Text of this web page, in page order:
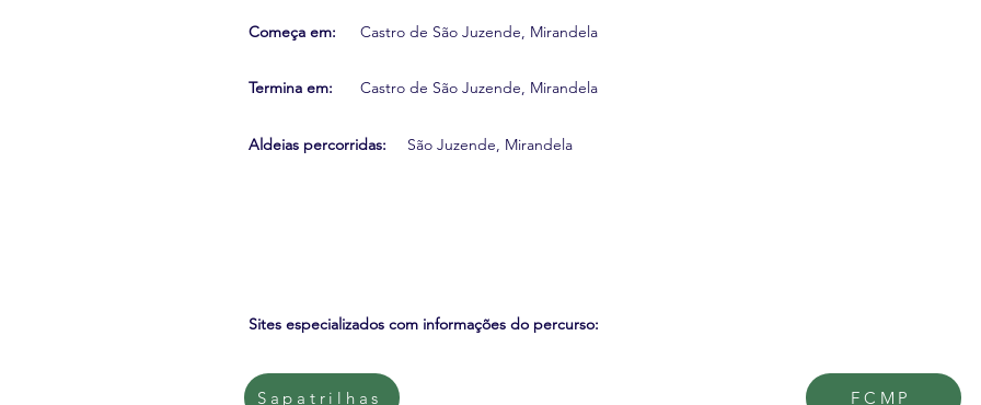
Começa em: Castro de São Juzende, Mirandela
Termina em: Castro de São Juzende, Mirandela
Aldeias percorridas: São Juzende, Mirandela
Sites especializados com informações do percurso:
Sapatrilhas FCMP